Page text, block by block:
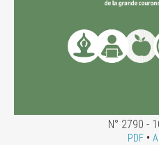
N° 2790 -
PDF•